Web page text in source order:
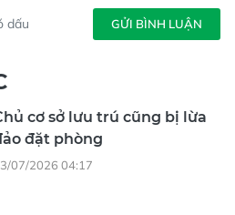
dấu GỬI BÌNH LUẬN
cơ sở lưu trú cũng bị lừa
đặt phòng
07/2026 04:17